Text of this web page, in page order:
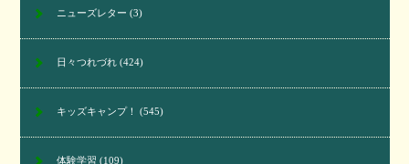
ニューズレター (3)
日々つれづれ(424)
キッズキャンプ！ (545)
体験学習 (109)